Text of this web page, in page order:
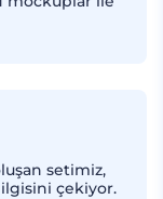
setimiz,
çekiyor.